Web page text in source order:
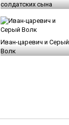
солдатских сына
Иван-царевич и Серый
Волк